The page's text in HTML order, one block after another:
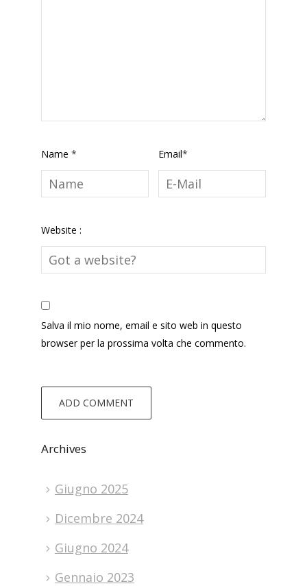
Name * Email*
Website :
Salva il mio nome, email e sito web in questo
browser per la prossima volta che commento.
Archives
Giugno 2025
Dicembre 2024
Giugno 2024
Gennaio 2023